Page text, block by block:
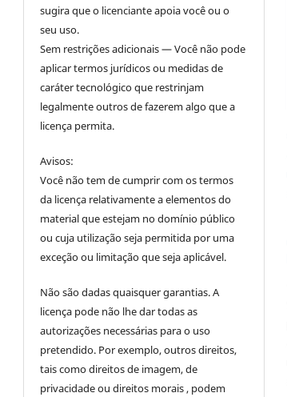
sugira que o licenciante apoia você ou o
seu uso.
Sem restrições adicionais — Você não pode
aplicar termos jurídicos ou medidas de
caráter tecnológico que restrinjam
legalmente outros de fazerem algo que a
licença permita.
Avisos:
Você não tem de cumprir com os termos
da licença relativamente a elementos do
material que estejam no domínio público
ou cuja utilização seja permitida por uma
exceção ou limitação que seja aplicável.
Não são dadas quaisquer garantias. A
licença pode não lhe dar todas as
autorizações necessárias para o uso
pretendido. Por exemplo, outros direitos,
tais como direitos de imagem, de
privacidade ou direitos morais , podem